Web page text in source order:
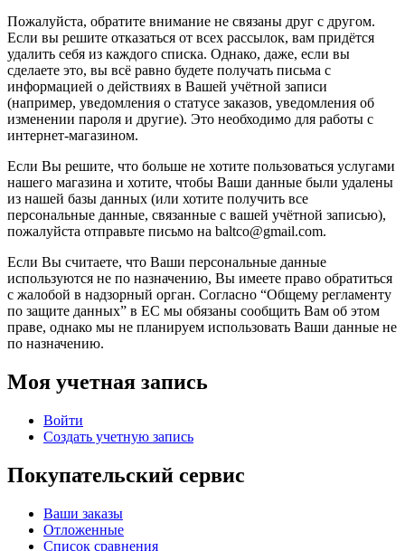
Пожалуйста, обратите внимание не связаны друг с другом.
Если вы решите отказаться от всех рассылок, вам придётся
удалить себя из каждого списка. Однако, даже, если вы
сделаете это, вы всё равно будете получать письма с
информацией о действиях в Вашей учётной записи
(например, уведомления о статусе заказов, уведомления об
изменении пароля и другие). Это необходимо для работы с
интернет-магазином.
Если Вы решите, что больше не хотите пользоваться услугами
нашего магазина и хотите, чтобы Ваши данные были удалены
из нашей базы данных (или хотите получить все
персональные данные, связанные с вашей учётной записью),
пожалуйста отправьте письмо на baltco@gmail.com.
Если Вы считаете, что Ваши персональные данные
используются не по назначению, Вы имеете право обратиться
с жалобой в надзорный орган. Согласно “Общему регламенту
по защите данных” в ЕС мы обязаны сообщить Вам об этом
праве, однако мы не планируем использовать Ваши данные не
по назначению.
Моя учетная запись
Войти
Создать учетную запись
Покупательский сервис
Ваши заказы
Отложенные
Список сравнения